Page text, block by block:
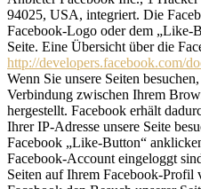
94025, USA, integriert. Die
Facebook-Logo oder dem „Like-
Seite. Eine Übersicht über die
http://developers.facebook.com/
Wenn Sie unsere Seiten
Verbindung zwischen Ihrem
hergestellt. Facebook erhält
Ihrer IP-Adresse unsere Seite
Facebook „Like-Button“
Facebook-Account eingeloggt
Seiten auf Ihrem Facebook-Profil